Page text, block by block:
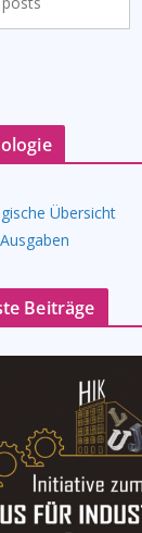
Übersicht
Beiträge